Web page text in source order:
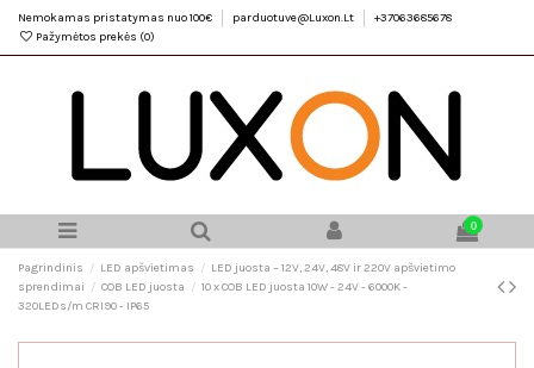
Nemokamas pristatymas nuo 100€ parduotuve@Luxon.Lt
+37063685678
Pažymėtos prekės (0)
0
Pagrindinis LED apšvietimas
LED juosta – 12V, 24V, 48V ir 220V apšvietimo
sprendimai
COB LED juosta
10 x COB LED juosta 10W - 24V - 6000K -
320LEDs/m CRI90 - IP65